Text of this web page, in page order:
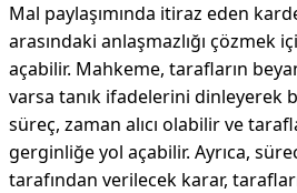
Mal paylaşımında itiraz eden
arasındaki anlaşmazlığı çözmek
açabilir. Mahkeme, tarafların
varsa tanık ifadelerini dinleyerek
süreç, zaman alıcı olabilir ve
gerginliğe yol açabilir. Ayrıca,
tarafından verilecek karar,